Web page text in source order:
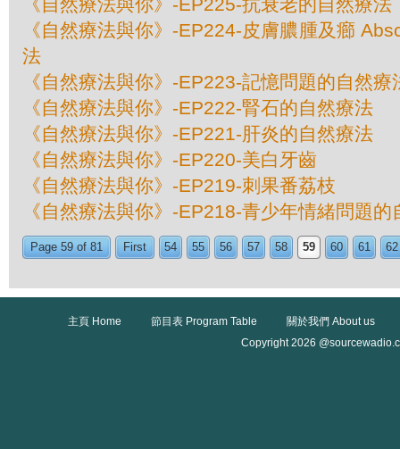
《自然療法與你》-EP224-皮膚膿腫及癤
法
《自然療法與你》-EP223-記憶問題的自然療
《自然療法與你》-EP222-腎石的自然療法
《自然療法與你》-EP221-肝炎的自然療法
《自然療法與你》-EP220-美白牙齒
《自然療法與你》-EP219-刺果番荔枝
《自然療法與你》-EP218-青少年情緒問題的
Page 59 of 81 First 54 55 56 57 58 59 60 61 62
主頁 Home 節目表 Program Table
關於我們 About us
Copyright 2026